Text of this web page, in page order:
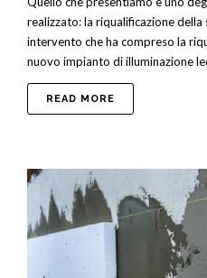
realizzato: la riqualificazione
intervento che ha compreso la
nuovo impianto di illuminazione
READ MORE